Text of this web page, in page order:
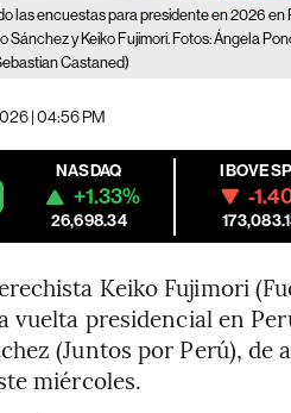
las encuestas para presidente en 2026 en
Sánchez y Keiko Fujimori. Fotos: Ángela
Castaned)
| 04:56 PM
NASDAQ
+1.33%
26,698.34
-
Keiko Fujimori
vuelta presidencial en
(Juntos por Perú), de
miércoles.